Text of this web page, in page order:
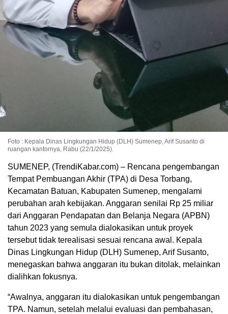
Foto : Kepala Dinas Lingkungan Hidup (DLH) Sumenep, Arif Susanto di
ruangan kantornya, Rabu (22/1/2025).
SUMENEP, (TrendiKabar.com) – Rencana pengembangan
Tempat Pembuangan Akhir (TPA) di Desa Torbang,
Kecamatan Batuan, Kabupaten Sumenep, mengalami
perubahan arah kebijakan. Anggaran senilai Rp 25 miliar
dari Anggaran Pendapatan dan Belanja Negara (APBN)
tahun 2023 yang semula dialokasikan untuk proyek
tersebut tidak terealisasi sesuai rencana awal. Kepala
Dinas Lingkungan Hidup (DLH) Sumenep, Arif Susanto,
menegaskan bahwa anggaran itu bukan ditolak, melainkan
dialihkan fokusnya.
“Awalnya, anggaran itu dialokasikan untuk pengembangan
TPA. Namun, setelah melalui evaluasi dan pembahasan,